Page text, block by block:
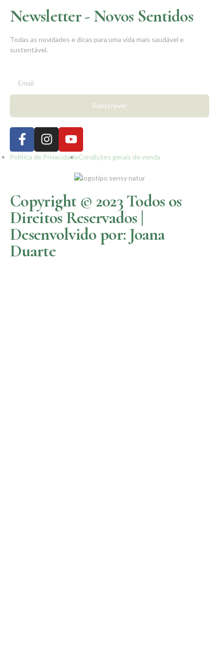
Newsletter - Novos Sentidos
Todas as novidades e dicas para uma vida mais saudável e
sustentável.
Subscrever
Política de PrivacidadeCondições gerais de venda
Copyright © 2023 Todos os
Direitos Reservados |
Desenvolvido por: Joana
Duarte